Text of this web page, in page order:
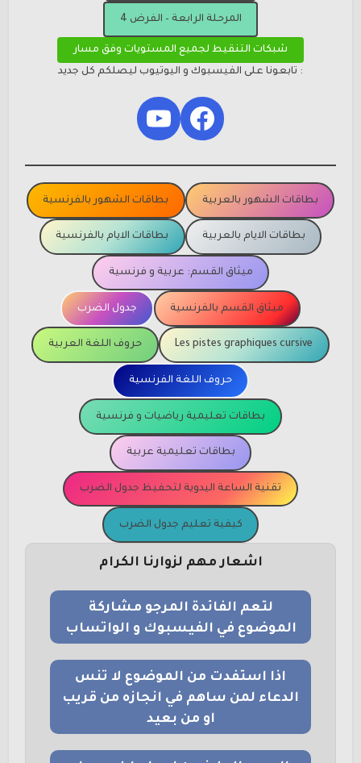
المرحلة الرابعة – الفرض 4
شبكات التنقيط لجميع المستويات وفق مسار
: تابعونا على الفيسبوك و اليوتيوب ليصلكم كل جديد
Facebook
YouTube
بطاقات الشهور بالعربية بطاقات الشهور بالفرنسية
بطاقات الايام بالعربية بطاقات الايام بالفرنسية
ميثاق القسم: عربية و فرنسية
ميثاق القسم بالفرنسية جدول الضرب
Les pistes graphiques cursive حروف اللغة العربية
حروف اللغة الفرنسية
بطاقات تعليمية رياضيات و فرنسية
بطاقات تعليمية عربية
تقنية الساعة اليدوية لتحفيظ جدول الضرب
كيفية تعليم جدول الضرب
اشعار مهم لزوارنا الكرام
لتعم الفائدة المرجو مشاركة
الموضوع في الفيسبوك و الواتساب
اذا استفدت من الموضوع لا تنس
الدعاء لمن ساهم في انجازه من قريب
او من بعيد